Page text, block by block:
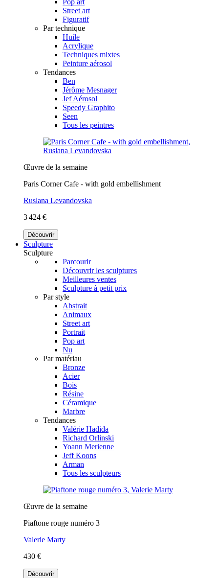
Street art
Figuratif
Par technique
Huile
Acrylique
Techniques mixtes
Peinture aérosol
Tendances
Ben
Jérôme Mesnager
Jef Aérosol
Speedy Graphito
Seen
Tous les peintres
Œuvre de la semaine
Paris Corner Cafe - with gold embellishment
Ruslana Levandovska
3 424 €
Découvrir
Sculpture
Sculpture
Parcourir
Découvrir les sculptures
Meilleures ventes
Sculpture à petit prix
Par style
Abstrait
Animaux
Street art
Portrait
Pop art
Nu
Par matériau
Bronze
Acier
Bois
Résine
Céramique
Marbre
Tendances
Valérie Hadida
Richard Orlinski
Yoann Merienne
Jeff Koons
Arman
Tous les sculpteurs
Œuvre de la semaine
Piaftone rouge numéro 3
Valerie Marty
430 €
Découvrir